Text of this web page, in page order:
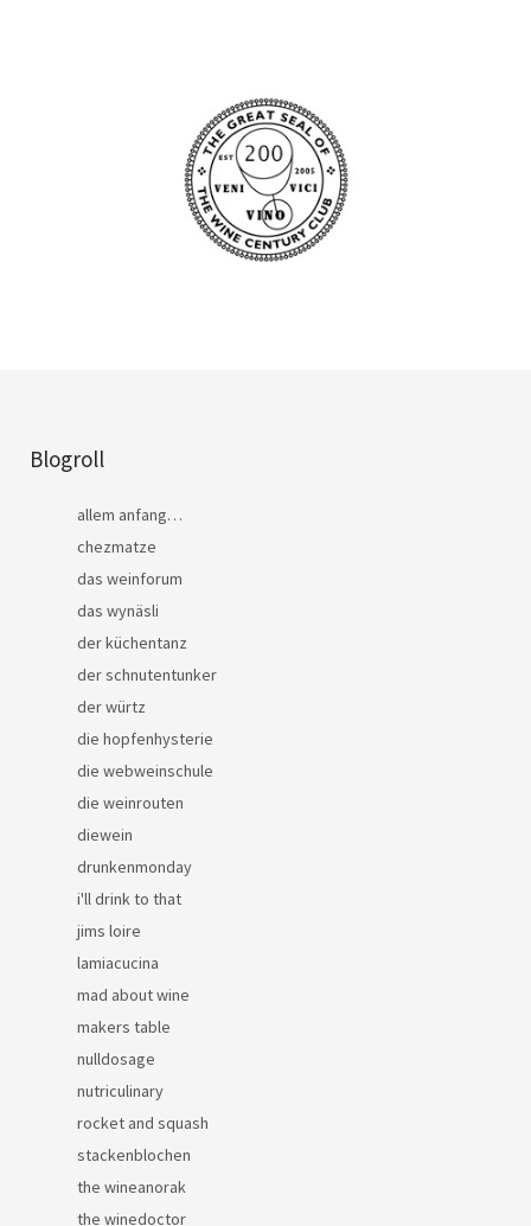
Blogroll
allem anfang…
chezmatze
das weinforum
das wynäsli
der küchentanz
der schnutentunker
der würtz
die hopfenhysterie
die webweinschule
die weinrouten
diewein
drunkenmonday
i'll drink to that
jims loire
lamiacucina
mad about wine
makers table
nulldosage
nutriculinary
rocket and squash
stackenblochen
the wineanorak
the winedoctor